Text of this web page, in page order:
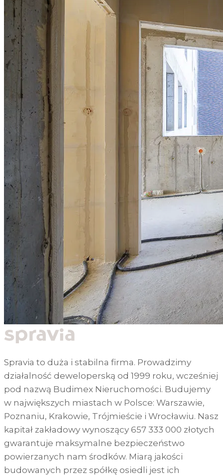
Spravia to duża i stabilna firma. Prowadzimy
działalność deweloperską od 1999 roku, wcześniej
pod nazwą Budimex Nieruchomości. Budujemy
w największych miastach w Polsce: Warszawie,
Poznaniu, Krakowie, Trójmieście i Wrocławiu. Nasz
kapitał zakładowy wynoszący 657 333 000 złotych
gwarantuje maksymalne bezpieczeństwo
powierzanych nam środków. Miarą jakości
budowanych przez spółkę osiedli jest ich